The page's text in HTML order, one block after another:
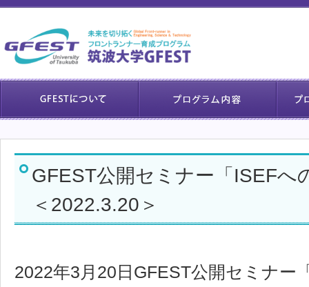
GFEST公開セミナー「ISEFへ
＜2022.3.20＞
2022年3月20日GFEST公開セミナー